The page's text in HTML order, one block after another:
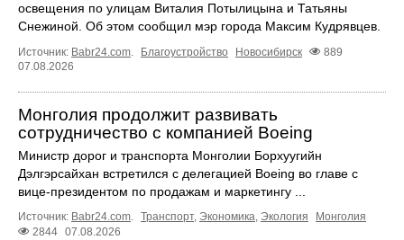
освещения по улицам Виталия Потылицына и Татьяны
Снежиной. Об этом сообщил мэр города Максим Кудрявцев.
Источник: Babr24.com. Благоустройство Новосибирск
889
07.08.2026
Монголия продолжит развивать
сотрудничество с компанией Boeing
Министр дорог и транспорта Монголии Борхуугийн
Дэлгэрсайхан встретился с делегацией Boeing во главе с
вице-президентом по продажам и маркетингу ...
Источник: Babr24.com. Транспорт, Экономика, Экология
Монголия
2844 07.08.2026